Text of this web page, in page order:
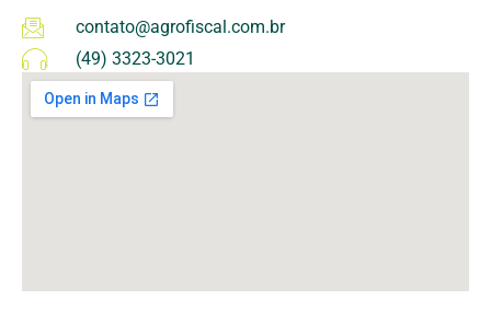
contato@agrofiscal.com.br
(49) 3323-3021